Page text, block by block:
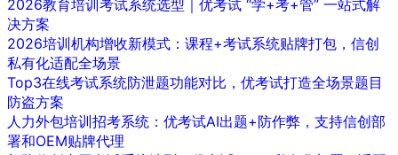
2026教育培训考试系统选型｜优考试 “学+考+管” 一站式解
决方案
2026培训机构增收新模式：课程+考试系统贴牌打包，信创
私有化适配全场景
Top3在线考试系统防泄题功能对比，优考试打造全场景题目
防盗方案
人力外包培训招考系统：优考试AI出题+防作弊，支持信创部
署和OEM贴牌代理